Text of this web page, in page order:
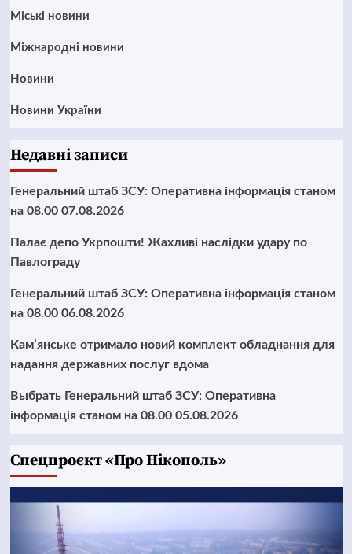
Mіські новини
Міжнародні новини
Новини
Новини України
Недавні записи
Генеральний штаб ЗСУ: Оперативна інформація станом
на 08.00 07.08.2026
Палає депо Укрпошти! Жахливі наслідки удару по
Павлограду
Генеральний штаб ЗСУ: Оперативна інформація станом
на 08.00 06.08.2026
Кам’янське отримало новий комплект обладнання для
надання державних послуг вдома
Выбрать Генеральний штаб ЗСУ: Оперативна
інформація станом на 08.00 05.08.2026
Cпецпроєкт «Про Нікополь»